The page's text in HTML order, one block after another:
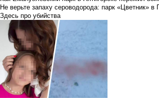
Не верьте запаху сероводорода: парк «Цветник» в
Здесь про убийства